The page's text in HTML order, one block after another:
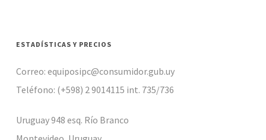
ESTADÍSTICAS Y PRECIOS
Correo: equiposipc@consumidor.gub.uy
Teléfono: (+598) 2 9014115 int. 735/736
Uruguay 948 esq. Río Branco